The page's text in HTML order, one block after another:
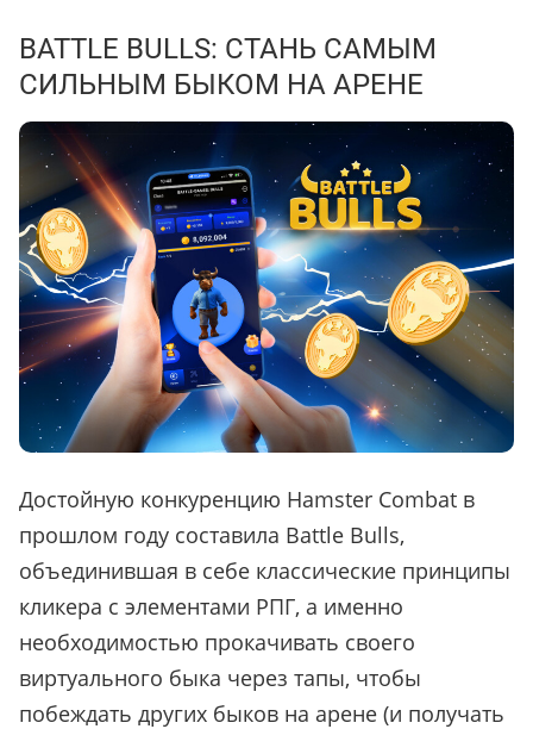
BATTLE BULLS: СТАНЬ САМЫМ
СИЛЬНЫМ БЫКОМ НА АРЕНЕ
Достойную конкуренцию Hamster Combat в
прошлом году составила Battle Bulls,
объединившая в себе классические принципы
кликера с элементами РПГ, а именно
необходимостью прокачивать своего
виртуального быка через тапы, чтобы
побеждать других быков на арене (и получать